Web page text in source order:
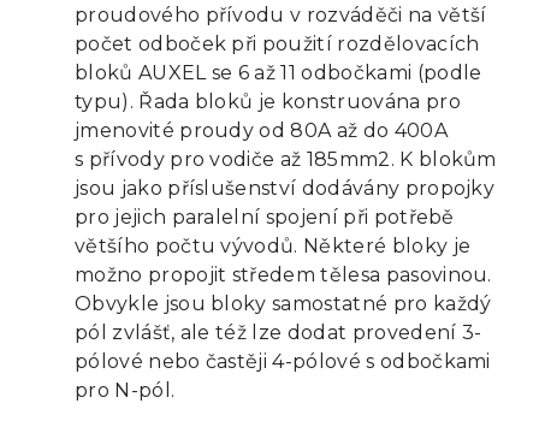
proudového přívodu v rozváděči na větší
počet odboček při použití rozdělovacích
bloků AUXEL se 6 až 11 odbočkami (podle
typu). Řada bloků je konstruována pro
jmenovité proudy od 80A až do 400A
s přívody pro vodiče až 185mm2. K blokům
jsou jako příslušenství dodávány propojky
pro jejich paralelní spojení při potřebě
většího počtu vývodů. Některé bloky je
možno propojit středem tělesa pasovinou.
Obvykle jsou bloky samostatné pro každý
pól zvlášť, ale též lze dodat provedení 3-
pólové nebo častěji 4-pólové s odbočkami
pro N-pól.